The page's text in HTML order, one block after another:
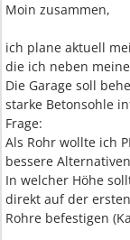
Moin zusammen,
ich plane aktuell
die ich neben
Die Garage soll
starke Betonsohle
Frage:
Als Rohr wollte ich
bessere
In welcher Höhe
direkt auf der
Rohre befestigen